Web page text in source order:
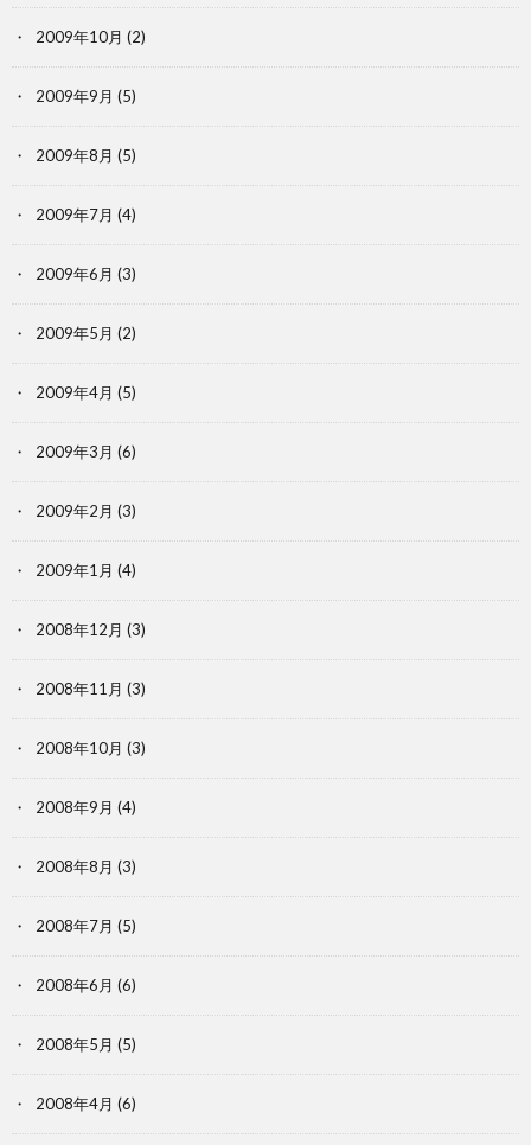
2009年10月 (2)
2009年9月 (5)
2009年8月 (5)
2009年7月 (4)
2009年6月 (3)
2009年5月 (2)
2009年4月 (5)
2009年3月 (6)
2009年2月 (3)
2009年1月 (4)
2008年12月 (3)
2008年11月 (3)
2008年10月 (3)
2008年9月 (4)
2008年8月 (3)
2008年7月 (5)
2008年6月 (6)
2008年5月 (5)
2008年4月 (6)